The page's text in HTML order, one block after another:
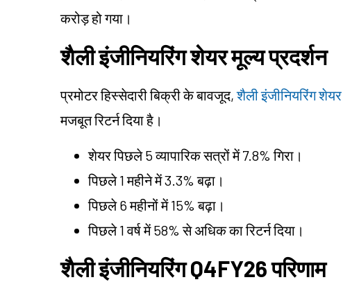
करोड़ हो गया।
शैली इंजीनियरिंग शेयर मूल्य प्रदर्शन
प्रमोटर हिस्सेदारी बिक्री के बावजूद,शैली इंजीनियरिंग
मजबूत रिटर्न दिया है।
शेयर पिछले 5 व्यापारिक सत्रों में 7.8% गिरा।
पिछले 1 महीने में 3.3% बढ़ा।
पिछले 6 महीनों में 15% बढ़ा।
पिछले 1 वर्ष में 58% से अधिक का रिटर्न दिया।
शैली इंजीनियरिंग Q4FY26 परिणाम